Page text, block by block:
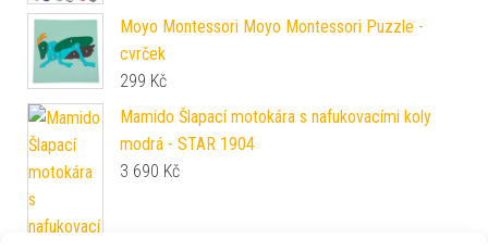
Moyo Montessori Moyo Montessori Puzzle -
cvrček
299 Kč
Mamido Šlapací motokára s nafukovacími koly
modrá - STAR 1904
3 690 Kč